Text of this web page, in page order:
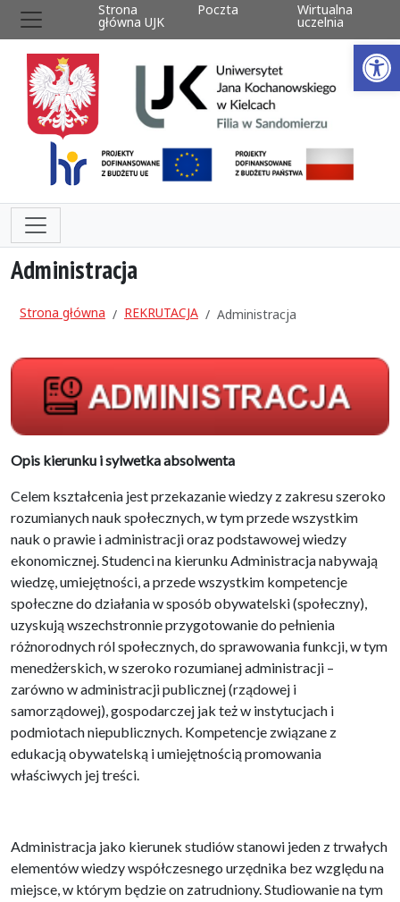
Strona
główna UJK
Poczta Wirtualna
uczelnia
Administracja
Strona główna REKRUTACJA Administracja
Opis kierunku i sylwetka absolwenta
Celem kształcenia jest przekazanie wiedzy z zakresu szeroko
rozumianych nauk społecznych, w tym przede wszystkim
nauk o prawie i administracji oraz podstawowej wiedzy
ekonomicznej. Studenci na kierunku Administracja nabywają
wiedzę, umiejętności, a przede wszystkim kompetencje
społeczne do działania w sposób obywatelski (społeczny),
uzyskują wszechstronnie przygotowanie do pełnienia
różnorodnych ról społecznych, do sprawowania funkcji, w tym
menedżerskich, w szeroko rozumianej administracji –
zarówno w administracji publicznej (rządowej i
samorządowej), gospodarczej jak też w instytucjach i
podmiotach niepublicznych. Kompetencje związane z
edukacją obywatelską i umiejętnością promowania
właściwych jej treści.
Administracja jako kierunek studiów stanowi jeden z trwałych
elementów wiedzy współczesnego urzędnika bez względu na
miejsce, w którym będzie on zatrudniony. Studiowanie na tym